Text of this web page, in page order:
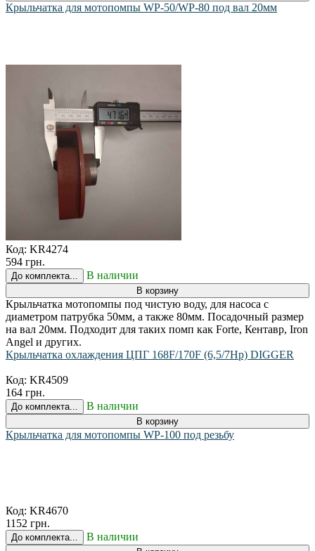
Крыльчатка для мотопомпы WP-50/WP-80 под вал 20мм
Код: KR4274
594 грн.
До комплекта... В наличии
В корзину
Крыльчатка мотопомпы под чистую воду, для насоса с
диаметром патрубка 50мм, а также 80мм. Посадочный размер
на вал 20мм. Подходит для таких помп как Forte, Кентавр, Iron
Angel и других.
Крыльчатка охлаждения ЦПГ 168F/170F (6,5/7Hp) DIGGER
Код: KR4509
164 грн.
До комплекта... В наличии
В корзину
Крыльчатка для мотопомпы WP-100 под резьбу
Код: KR4670
1152 грн.
До комплекта... В наличии